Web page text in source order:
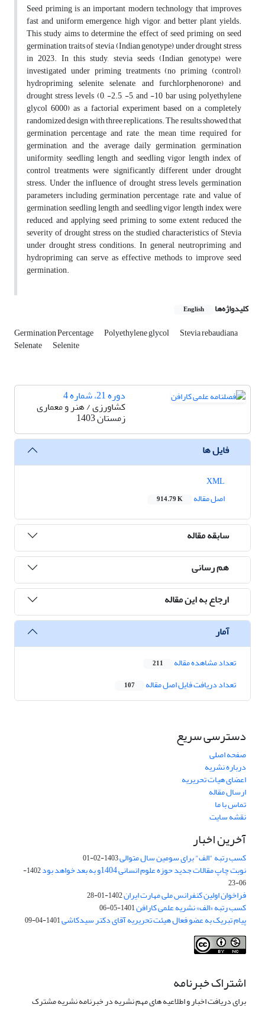
Seed priming is an important modern technology that improves
fast and uniform emergence, high vigor, and better plant yields.
This study aims to determine the effect of seed priming on seed
germination traits of stevia (Indian genotype) under drought stress
in 2023. In this study, stevia seeds (Indian genotype) were
investigated under priming treatments (no priming (control),
hydropriming, selenite, selenate, and furchlorphenorone) and,
drought stress levels (0, -2.5, -5, and -10 bar using polyethylene
glycol 6000) as a factorial experiment based on a completely
randomized design with three replications. The results showed that
germination percentage and rate, the mean time required for
germination, and the average daily germination, germination
uniformity, seedling length, and seedling vigor length index of
control treatments were significantly different under drought
stress. Under the influence of drought stress levels, germination
parameters including germination percentage, rate, and value of
germination, seedling length, and seedling vigor length index were
reduced, and applying seed priming to some extent reduced the
severity of drought stress on the studied characteristics of Stevia
under drought stress conditions. In general, neutropriming and
hydropriming can serve as effective methods to improve seed
germination.
کلیدواژه‌ها English
Germination Percentage Polyethylene glycol Stevia rebaudiana
Selenate Selenite
دوره 21، شماره 4
کشاورزی / هنر و معماری
زمستان 1403
فایل ها
اصل مقاله
914.79 K
سابقه مقاله
هم رسانی
ارجاع به این مقاله
آمار
تعداد مشاهده مقاله 211
تعداد دریافت فایل اصل مقاله 107
دسترسی سریع
صفحه اصلی
درباره نشریه
اعضای هیات تحریریه
ارسال مقاله
تماس با ما
نقشه سایت
آخرین اخبار
کسب رتبه "الف" برای سومین سال متوالی1403-02-01
نوبت چاپ مقالات جدید حوزه علوم انسانی 1404و به بعد خواهد بود
1402-
06-23
فراخوان اولین کنفرانس ملی مهارت ایران1402-01-28
کسب رتبه «الف» نشریه علمی کارافن1401-05-06
پیام تبریک به عضو فعال هیئت تحریریه آقای دکتر سیدکاشی1401-04-09
اشتراک خبرنامه
برای دریافت اخبار و اطلاعیه های مهم نشریه در خبرنامه نشریه مشترک